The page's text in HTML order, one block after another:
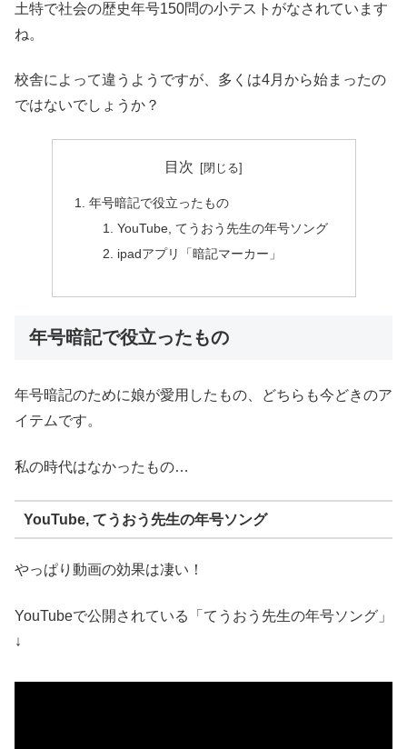
土特で社会の歴史年号150問の小テストがなされています
ね。
校舎によって違うようですが、多くは4月から始まったの
ではないでしょうか？
目次
年号暗記で役立ったもの
YouTube, てうおう先生の年号ソング
ipadアプリ「暗記マーカー」
年号暗記で役立ったもの
年号暗記のために娘が愛用したもの、どちらも今どきのア
イテムです。
私の時代はなかったもの…
YouTube, てうおう先生の年号ソング
やっぱり動画の効果は凄い！
YouTubeで公開されている「てうおう先生の年号ソング」
↓